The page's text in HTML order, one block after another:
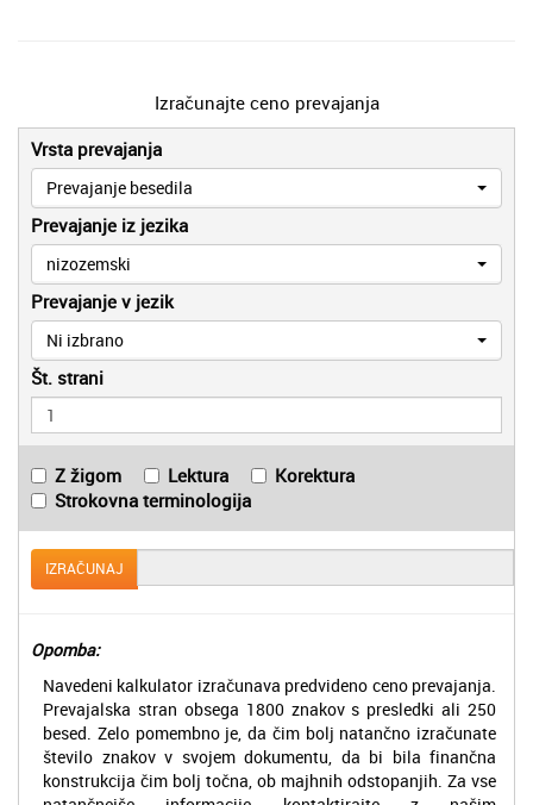
Izračunajte ceno prevajanja
Vrsta prevajanja
Prevajanje besedila
Prevajanje iz jezika
nizozemski
Prevajanje v jezik
Ni izbrano
Št. strani
Z žigom Lektura
Korektura
Strokovna terminologija
IZRAČUNAJ
Opomba:
Navedeni kalkulator izračunava predvideno ceno prevajanja.
Prevajalska stran obsega 1800 znakov s presledki ali 250
besed. Zelo pomembno je, da čim bolj natančno izračunate
število znakov v svojem dokumentu, da bi bila finančna
konstrukcija čim bolj točna, ob majhnih odstopanjih. Za vse